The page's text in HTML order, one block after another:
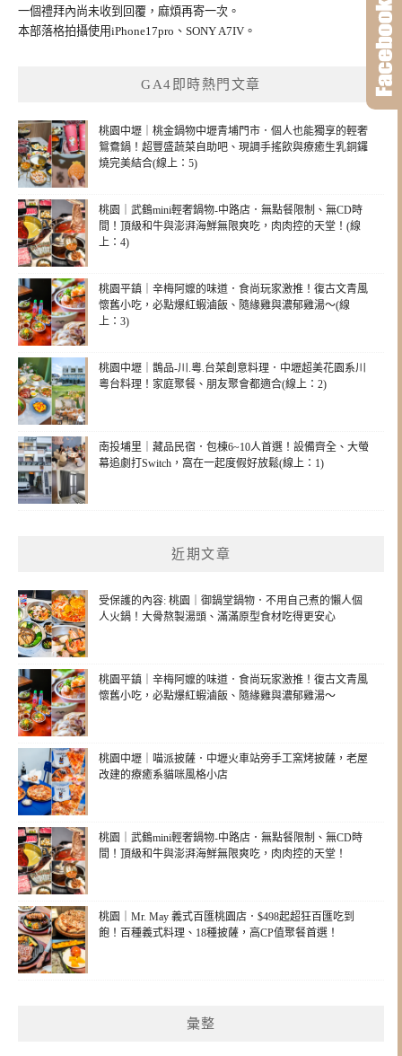
一個禮拜內尚未收到回覆，麻煩再寄一次。
本部落格拍攝使用iPhone17pro、SONY A7IV。
GA4即時熱門文章
桃園中壢｜桃金鍋物中壢青埔門市．個人也能獨享的輕奢
鴛鴦鍋！超豐盛蔬菜自助吧、現調手搖飲與療癒生乳銅鑼
燒完美結合(線上：5)
桃園｜武鶴mini輕奢鍋物-中路店．無點餐限制、無CD時
間！頂級和牛與澎湃海鮮無限爽吃，肉肉控的天堂！(線
上：4)
桃園平鎮｜辛梅阿嬤的味道．食尚玩家激推！復古文青風
懷舊小吃，必點爆紅蝦滷飯、隨緣雞與濃郁雞湯～(線
上：3)
桃園中壢｜鵲品-川.粵.台菜創意料理．中壢超美花園系川
粵台料理！家庭聚餐、朋友聚會都適合(線上：2)
南投埔里｜藏品民宿．包棟6~10人首選！設備齊全、大螢
幕追劇打Switch，窩在一起度假好放鬆(線上：1)
近期文章
受保護的內容: 桃園｜御鍋堂鍋物．不用自己煮的懶人個
人火鍋！大骨熬製湯頭、滿滿原型食材吃得更安心
桃園平鎮｜辛梅阿嬤的味道．食尚玩家激推！復古文青風
懷舊小吃，必點爆紅蝦滷飯、隨緣雞與濃郁雞湯～
桃園中壢｜喵派披薩．中壢火車站旁手工窯烤披薩，老屋
改建的療癒系貓咪風格小店
桃園｜武鶴mini輕奢鍋物-中路店．無點餐限制、無CD時
間！頂級和牛與澎湃海鮮無限爽吃，肉肉控的天堂！
桃園｜Mr. May 義式百匯桃園店．$498起超狂百匯吃到
飽！百種義式料理、18種披薩，高CP值聚餐首選！
彙整